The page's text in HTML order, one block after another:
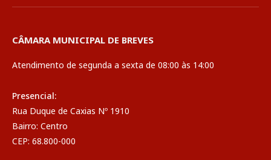
CÂMARA MUNICIPAL DE BREVES
Atendimento de segunda a sexta de 08:00 às 14:00
Presencial:
Rua Duque de Caxias Nº 1910
Bairro: Centro
CEP: 68.800-000